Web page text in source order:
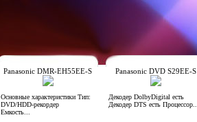
Panasonic DMR-EH55EE-S
Основные характеристики Тип:
DVD/HDD-рекордер
Емкость...
Panasonic DVD S29EE-S
Декодер DolbyDigital есть
Декодер DTS есть Процессор...